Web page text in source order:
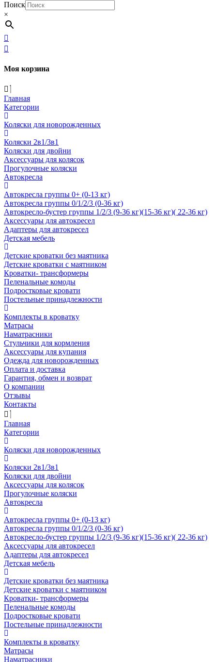
Поиск
×
Моя корзина
Главная
Категории
Коляски для новорожденных
Коляски 2в1/3в1
Коляски для двойни
Аксессуары для колясок
Прогулочные коляски
Автокресла
Автокресла группы 0+ (0-13 кг)
Автокресла группы 0/1/2/3 (0-36 кг)
Автокресло-бустер группы 1/2/3 (9-36 кг)(15-36 кг)( 22-36 кг)
Аксессуары для автокресел
Адаптеры для автокресел
Детская мебель
Детские кроватки без маятника
Детские кроватки с маятником
Кроватки- трансформеры
Пеленальные комоды
Подростковые кровати
Постельные принадлежности
Комплекты в кроватку
Матрасы
Наматрасники
Стульчики для кормления
Аксессуары для купания
Одежда для новорожденных
Оплата и доставка
Гарантия, обмен и возврат
О компании
Отзывы
Контакты
Главная
Категории
Коляски для новорожденных
Коляски 2в1/3в1
Коляски для двойни
Аксессуары для колясок
Прогулочные коляски
Автокресла
Автокресла группы 0+ (0-13 кг)
Автокресла группы 0/1/2/3 (0-36 кг)
Автокресло-бустер группы 1/2/3 (9-36 кг)(15-36 кг)( 22-36 кг)
Аксессуары для автокресел
Адаптеры для автокресел
Детская мебель
Детские кроватки без маятника
Детские кроватки с маятником
Кроватки- трансформеры
Пеленальные комоды
Подростковые кровати
Постельные принадлежности
Комплекты в кроватку
Матрасы
Наматрасники